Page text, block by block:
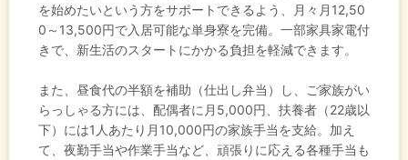
を始めたいという方をサポートできるよう、月々月12,50
0～13,500円で入居可能な単身寮を完備。一部家具家電付
きで、新生活のスタートにかかる負担を軽減できます。
また、昼食代の半額を補助（仕出し弁当）し、ご家族がい
らっしゃる方には、配偶者に月5,000円、扶養者（22歳以
下）には1人あたり月10,000円の家族手当を支給。加え
て、夜勤手当や作業手当など、頑張りに応える各種手当も